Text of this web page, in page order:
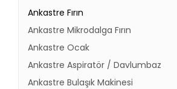
Ankastre Fırın
Ankastre Mikrodalga Fırın
Ankastre Ocak
Ankastre Aspiratör / Davlumbaz
Ankastre Bulaşık Makinesi